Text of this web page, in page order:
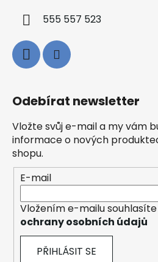
555 557 523
Odebírat newsletter
Vložte svůj e-mail a my vám
informace o nových
shopu.
E-mail
Vložením e-mailu souhlasíte
ochrany osobních údajů
PŘIHLÁSIT SE